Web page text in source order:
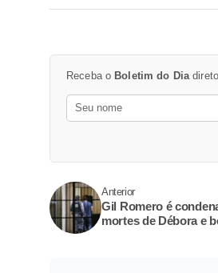
Receba o Boletim do Dia
Anterior
Gil Romero é
mortes de Débora e